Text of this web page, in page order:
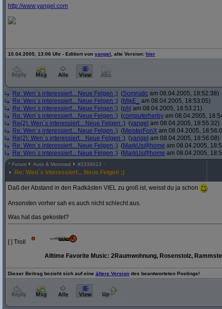
http://www.yangel.com
10.04.2005, 13:06 Uhr - Editiert von yangel , alte Version: hier
Re: Wen´s interessiert... Neue Felgen ;) (Somnatic am 08.04.2005, 18:52:38)
Re: Wen´s interessiert... Neue Felgen ;) (MikE_
am 08.04.2005, 18:53:05)
Re: Wen´s interessiert... Neue Felgen ;) (phj am 08.04.2005, 18:53:21)
Re: Wen´s interessiert... Neue Felgen ;) (computerherby am 08.04.2005,
Re(2): Wen´s interessiert... Neue Felgen ;) (yangel am 08.04.2005, 18:55:32)
Re: Wen´s interessiert... Neue Felgen ;) (MeisterFonX am 08.04.2005,
Re(2): Wen´s interessiert... Neue Felgen ;) (yangel am 08.04.2005, 18:56:08)
Re: Wen´s interessiert... Neue Felgen ;) (MarkUs@home am 08.04.2005,
Re: Wen´s interessiert... Neue Felgen ;) (MarkUs@home am 08.04.2005,
^ Forum Auto & Motorrad #2339013
Re: Wen´s interessiert... Neue Felgen ;)
Daß der Abstand in den Radkästen VIEL zu groß ist, weisst du ja schon
Ansonsten vorher sah es auch nicht schlecht aus.
Was hat das gekostet?
[ ] Troll
Alltime Favorite Music: 2Raumwohnung, Rosenstolz,
Dieser Beitrag bezieht sich auf eine ältere Version des beantworteten Postings!